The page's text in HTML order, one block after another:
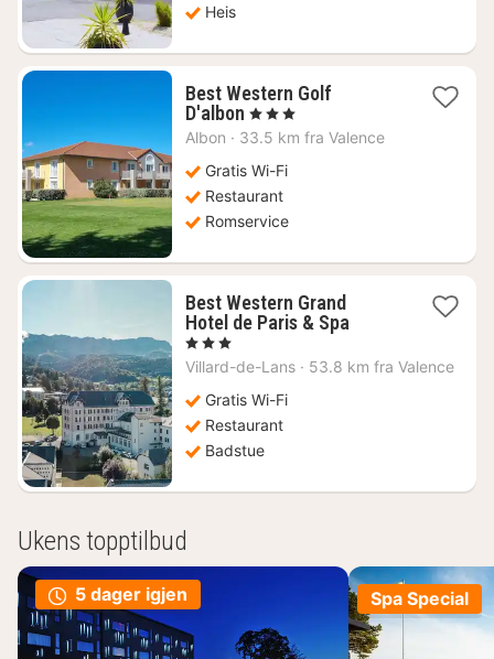
Heis
Best Western Golf
D'albon 1
natt
1814
kr.
, 3 Stjerner
Albon · 33.5 km fra Valence
Gratis Wi-Fi
Restaurant
Romservice
Best Western Grand
Hotel de Paris & Spa1
fra
, 3 Stjerner
Villard-de-Lans · 53.8 km fra Valence
Gratis Wi-Fi
Restaurant
Badstue
Ukens topptilbud
5 dager igjen Spa Special